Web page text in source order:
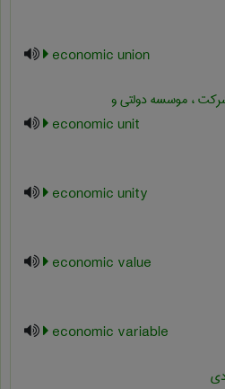
economic union
شرکت ، موسسه دولتی و
economic unit
economic unity
economic value
economic variable